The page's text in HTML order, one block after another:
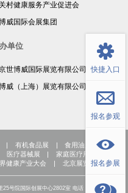
村健康服务产业促进会
威国际会展集团
单位
世博威国际展览有限公司
威（上海）展览有限公司
| 有机食品展 | 食用油展 |
饮
医疗器械展 | 家庭医疗用品展
健康产业大会 | 北京展览公司
号院国际创展中心2802室 电话：+86-10-
快捷入口
报名参观
报名参展